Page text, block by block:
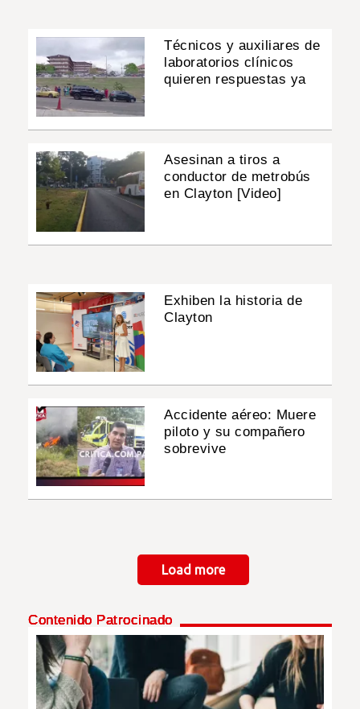
Técnicos y auxiliares de
laboratorios clínicos
quieren respuestas ya
Asesinan a tiros a
conductor de metrobús
en Clayton [Video]
Exhiben la historia de
Clayton
Accidente aéreo: Muere
piloto y su compañero
sobrevive
Load more
Contenido Patrocinado